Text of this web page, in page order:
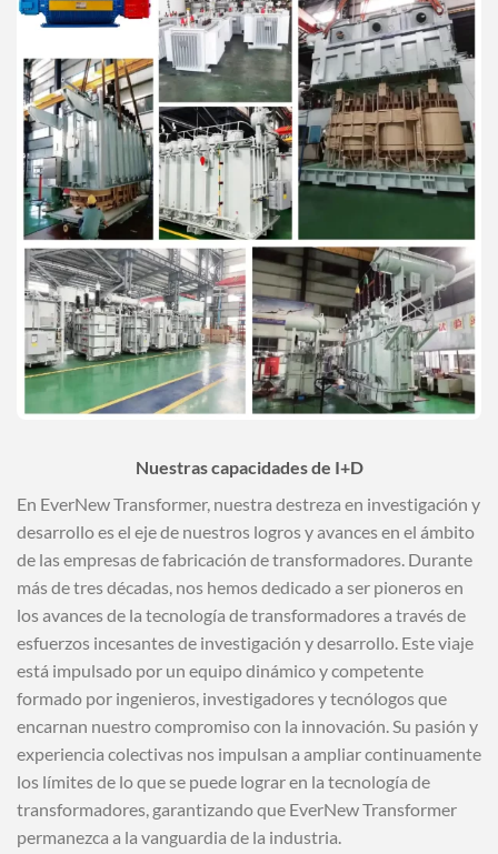
Nuestras capacidades de I+D
En EverNew Transformer, nuestra destreza en investigación y
desarrollo es el eje de nuestros logros y avances en el ámbito
de las empresas de fabricación de transformadores. Durante
más de tres décadas, nos hemos dedicado a ser pioneros en
los avances de la tecnología de transformadores a través de
esfuerzos incesantes de investigación y desarrollo. Este viaje
está impulsado por un equipo dinámico y competente
formado por ingenieros, investigadores y tecnólogos que
encarnan nuestro compromiso con la innovación. Su pasión y
experiencia colectivas nos impulsan a ampliar continuamente
los límites de lo que se puede lograr en la tecnología de
transformadores, garantizando que EverNew Transformer
permanezca a la vanguardia de la industria.